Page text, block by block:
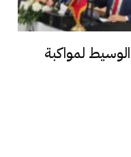
لمواكبة